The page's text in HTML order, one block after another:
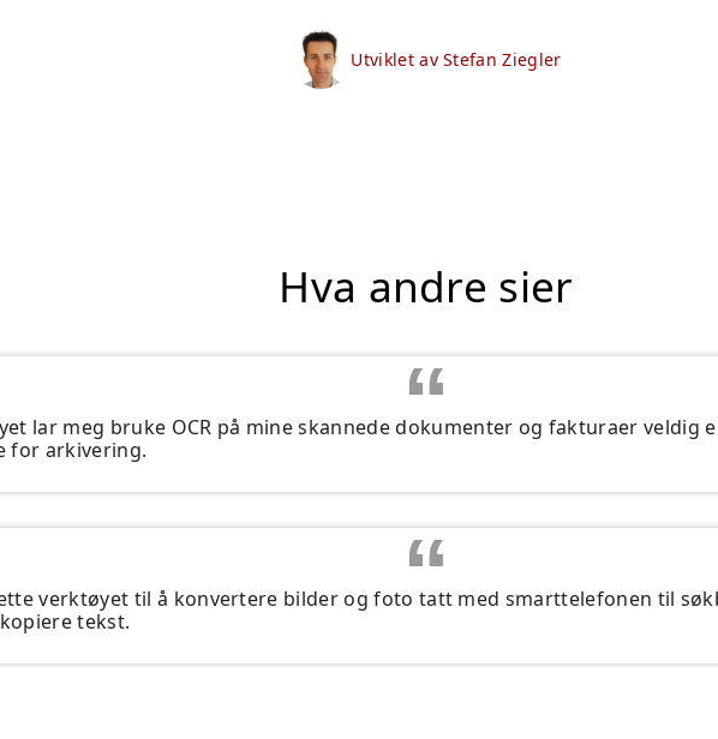
Utviklet av Stefan Ziegler
Hva andre sier
lar meg bruke OCR på mine skannede dokumenter og fakturaer veldig
for arkivering.
verktøyet til å konvertere bilder og foto tatt med smarttelefonen til
tekst.